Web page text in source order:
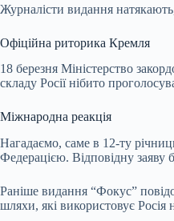
Журналісти видання
Офіційна риторика Кремля
18 березня Міністерство
складу Росії нібито
Міжнародна реакція
Нагадаємо, саме в 12-ту
Федерацією. Відповідну заяву
Раніше видання “Фокус”
шляхи, які використовує Росія